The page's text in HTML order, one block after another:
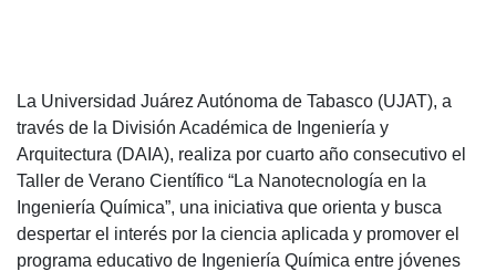
La Universidad Juárez Autónoma de Tabasco (UJAT), a
través de la División Académica de Ingeniería y
Arquitectura (DAIA), realiza por cuarto año consecutivo el
Taller de Verano Científico “La Nanotecnología en la
Ingeniería Química”, una iniciativa que orienta y busca
despertar el interés por la ciencia aplicada y promover el
programa educativo de Ingeniería Química entre jóvenes